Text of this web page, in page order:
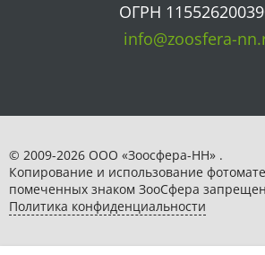
ОГРН
info@zoosfera-
© 2009-2026 ООО «Зоосфера-НН» .
Копирование и использование
помеченных знаком ЗooСфера
Политика конфиденциальности